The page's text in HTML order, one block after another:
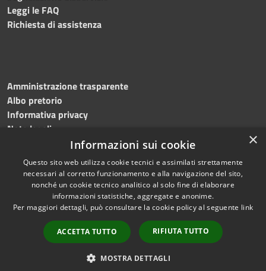
Leggi le FAQ
Richiesta di assistenza
Amministrazione trasparente
Albo pretorio
Informativa privacy
Note legali
Dichiarazione di accessibilità
Accessibilità
Copyright © 2026 • Comune di
Mottola • Powered by
Municipium•
Accesso
redazione
×
Informazioni sui cookie
Questo sito web utilizza cookie tecnici e assimilati strettamente
necessari al corretto funzionamento e alla navigazione del sito,
nonché un cookie tecnico analitico al solo fine di elaborare
informazioni statistiche, aggregate e anonime.
Per maggiori dettagli, può consultare la cookie policy al seguente link
ACCETTA TUTTO RIFIUTA TUTTO
MOSTRA DETTAGLI